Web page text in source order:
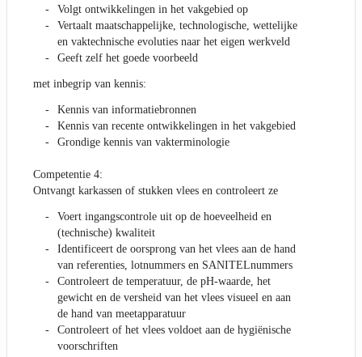
Volgt ontwikkelingen in het vakgebied op
Vertaalt maatschappelijke, technologische, wettelijke
en vaktechnische evoluties naar het eigen werkveld
Geeft zelf het goede voorbeeld
met inbegrip van kennis:
Kennis van informatiebronnen
Kennis van recente ontwikkelingen in het vakgebied
Grondige kennis van vakterminologie
Competentie 4:
Ontvangt karkassen of stukken vlees en controleert ze
Voert ingangscontrole uit op de hoeveelheid en
(technische) kwaliteit
Identificeert de oorsprong van het vlees aan de hand
van referenties, lotnummers en SANITELnummers
Controleert de temperatuur, de pH-waarde, het
gewicht en de versheid van het vlees visueel en aan
de hand van meetapparatuur
Controleert of het vlees voldoet aan de hygiënische
voorschriften